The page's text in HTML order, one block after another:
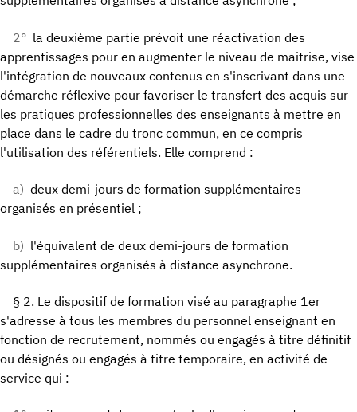
2° la deuxième partie prévoit une réactivation des
apprentissages pour en augmenter le niveau de maitrise, vise
l'intégration de nouveaux contenus en s'inscrivant dans une
démarche réflexive pour favoriser le transfert des acquis sur
les pratiques professionnelles des enseignants à mettre en
place dans le cadre du tronc commun, en ce compris
l'utilisation des référentiels. Elle comprend :
a) deux demi-jours de formation supplémentaires
organisés en présentiel ;
b) l'équivalent de deux demi-jours de formation
supplémentaires organisés à distance asynchrone.
§ 2. Le dispositif de formation visé au paragraphe 1er
s'adresse à tous les membres du personnel enseignant en
fonction de recrutement, nommés ou engagés à titre définitif
ou désignés ou engagés à titre temporaire, en activité de
service qui :